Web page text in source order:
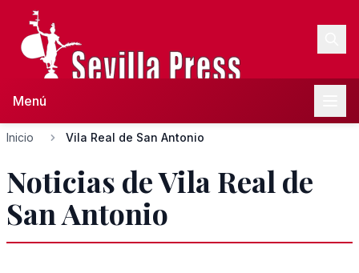
Menú
Inicio Vila Real de San Antonio
Noticias de Vila Real de
San Antonio